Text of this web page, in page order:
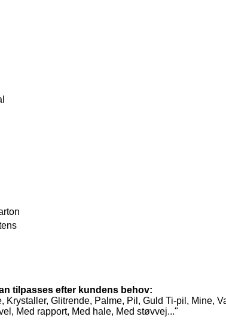
tilpasses efter kundens behov:
Glitrende, Palme, Pil, Guld Ti-pil, Mine,
Med rapport, Med hale, Med støvvej..."